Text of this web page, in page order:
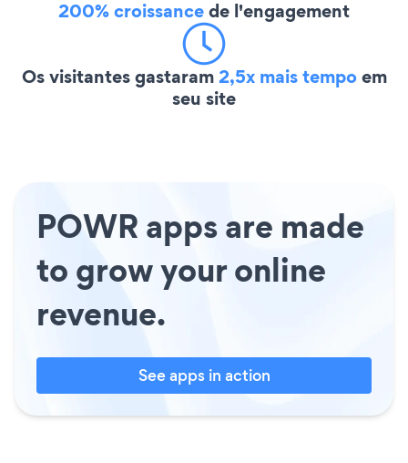
200% croissancede l'engagement
Os visitantes gastaram2,5x mais tempoem
seu site
POWR apps are made
to grow your online
revenue.
See apps in action